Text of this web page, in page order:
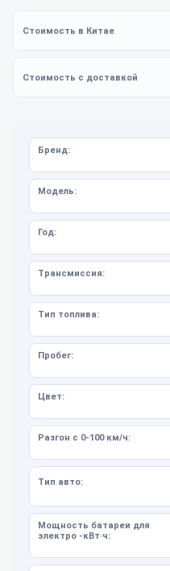
Бренд:
Модель:
Год:
Трансмиссия:
Тип топлива:
Пробег:
Цвет:
Разгон с 0-100 км/ч:
Тип авто:
Мощность батареи для
электро -кВт·ч: